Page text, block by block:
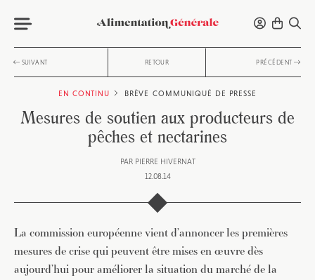
SUIVANT RETOUR PRÉCÉDENT
EN CONTINU BRÈVE COMMUNIQUÉ DE PRESSE
Mesures de soutien aux producteurs de
pêches et nectarines
PAR PIERRE HIVERNAT
12.08.14
La commission européenne vient d’annoncer les premières
mesures de crise qui peuvent être mises en œuvre dès
aujourd’hui pour améliorer la situation du marché de la